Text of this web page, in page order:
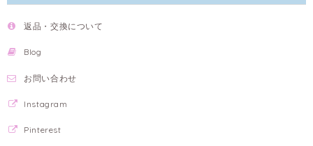
返品・交換について
Blog
お問い合わせ
Instagram
Pinterest